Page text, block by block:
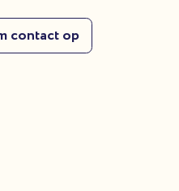
contact op